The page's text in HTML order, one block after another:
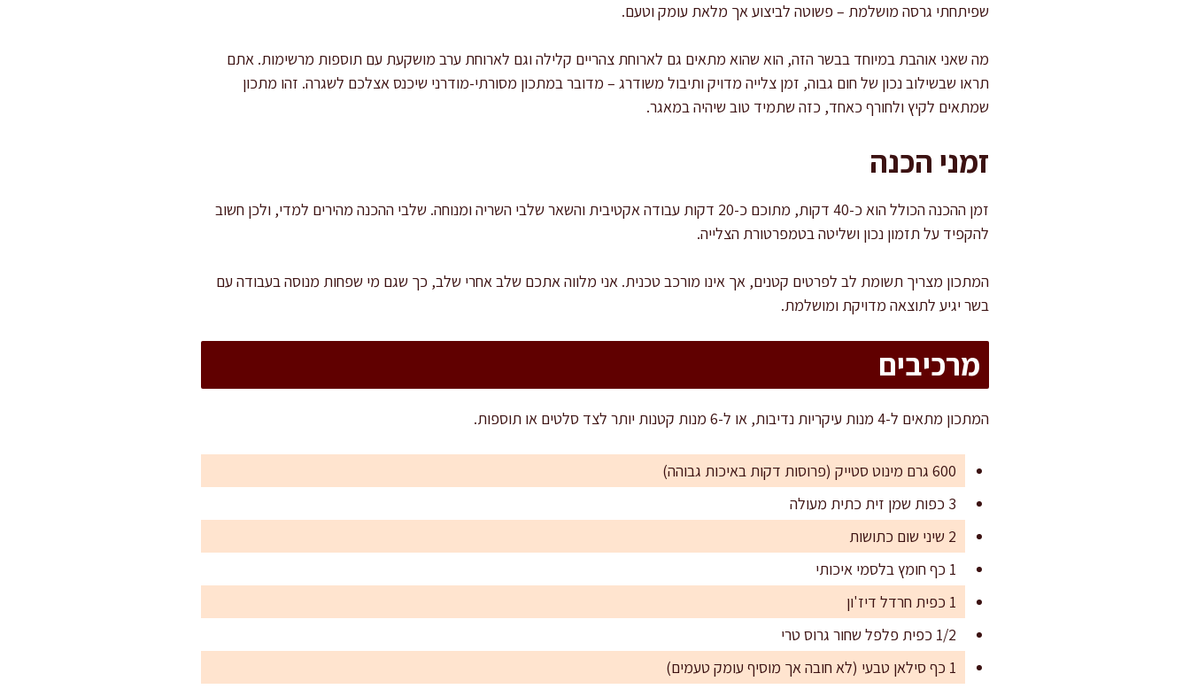
שפיתחתי גרסה מושלמת – פשוטה לביצוע אך מלאת עומק וטעם.
מה שאני אוהבת במיוחד בבשר הזה, הוא שהוא מתאים גם לארוחת צהריים קלילה וגם לארוחת ערב מושקעת עם תוספות מרשימות. אתם
תראו שבשילוב נכון של חום גבוה, זמן צלייה מדויק ותיבול משודרג – מדובר במתכון מסורתי-מודרני שיכנס אצלכם לשגרה. זהו מתכון
שמתאים לקיץ ולחורף כאחד, כזה שתמיד טוב שיהיה במאגר.
זמני הכנה
זמן ההכנה הכולל הוא כ-40 דקות, מתוכם כ-20 דקות עבודה אקטיבית והשאר שלבי השריה ומנוחה. שלבי ההכנה מהירים למדי, ולכן חשוב
להקפיד על תזמון נכון ושליטה בטמפרטורת הצלייה.
המתכון מצריך תשומת לב לפרטים קטנים, אך אינו מורכב טכנית. אני מלווה אתכם שלב אחרי שלב, כך שגם מי שפחות מנוסה בעבודה עם
בשר יגיע לתוצאה מדויקת ומושלמת.
מרכיבים
המתכון מתאים ל-4 מנות עיקריות נדיבות, או ל-6 מנות קטנות יותר לצד סלטים או תוספות.
600 גרם מינוט סטייק (פרוסות דקות באיכות גבוהה)
3 כפות שמן זית כתית מעולה
2 שיני שום כתושות
1 כף חומץ בלסמי איכותי
1 כפית חרדל דיז'ון
1/2 כפית פלפל שחור גרוס טרי
1 כף סילאן טבעי (לא חובה אך מוסיף עומק טעמים)